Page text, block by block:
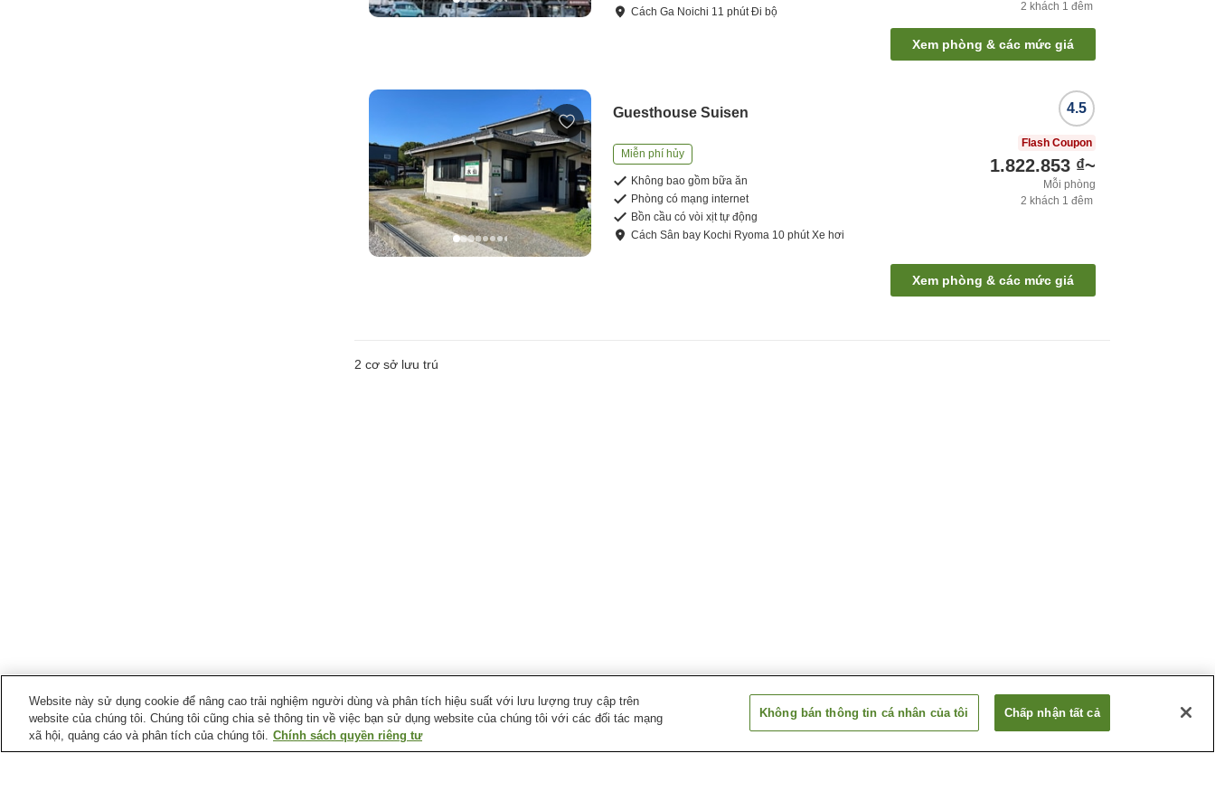
CáchGa Noichi 11 phútĐi bộ
2 khách 1 đêm
Xem phòng & các mức giá
Guesthouse Suisen
Miễn phí hủy
Không bao gồm bữa ăn
Phòng có mạng internet
Bồn cầu có vòi xịt tự động
CáchSân bay Kochi Ryoma 10 phútXe hơi
4.5
Flash Coupon
1.822.853 ₫~
Mỗi phòng
2 khách 1 đêm
Xem phòng & các mức giá
2 cơ sở lưu trú
Ga xe lửa tại Thành phố Konan
Website này sử dụng cookie để nâng cao trải nghiệm người dùng và phân tích hiệu suất với lưu lượng truy cập trên
website của chúng tôi. Chúng tôi cũng chia sẻ thông tin về việc bạn sử dụng website của chúng tôi với các đối tác mạng
xã hội, quảng cáo và phân tích của chúng tôi. Chính sách quyền riêng tư
Không bán thông tin cá nhân của tôi Chấp nhận tất cả